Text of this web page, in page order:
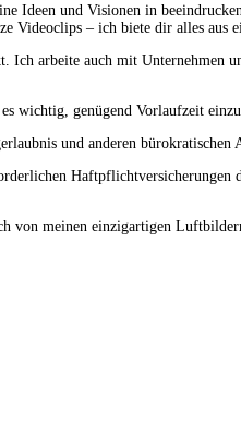
Ideen und Visionen in
Videoclips – ich biete dir alles aus
arbeite auch mit Unternehmen
wichtig, genügend Vorlaufzeit
und anderen bürokratischen
Haftpflichtversicherungen
von meinen einzigartigen